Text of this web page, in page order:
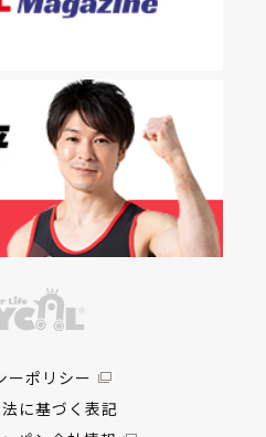
ーポリシー
に基づく表記